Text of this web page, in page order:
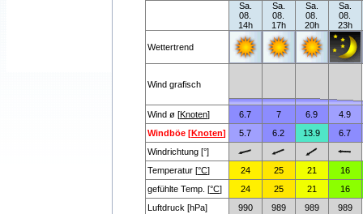
Sa.
08.
14h
Sa.
08.
17h
Sa.
08.
20h
Sa.
08.
23h
Wettertrend
Wind grafisch
Wind ø [Knoten] 6.7 7 6.9
4.9
Windböe [Knoten] 5.7 6.2 13.9
6.7
Windrichtung [°]
Temperatur [°C] 24 25 21
16
gefühlte Temp. [°C] 24 25 21
16
Luftdruck [hPa]
990 989 989
989